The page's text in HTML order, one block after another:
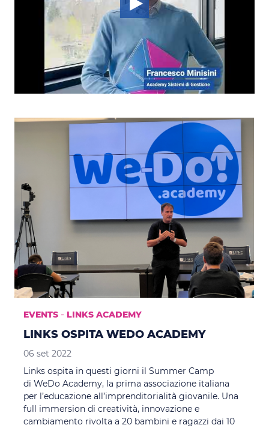
EVENTS - LINKS ACADEMY
LINKS OSPITA WEDO ACADEMY
06 set 2022
Links ospita in questi giorni il Summer Camp
di WeDo Academy, la prima associazione italiana
per l’educazione all’imprenditorialità giovanile. Una
full immersion di creatività, innovazione e
cambiamento rivolta a 20 bambini e ragazzi dai 10